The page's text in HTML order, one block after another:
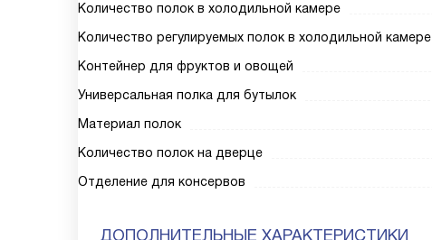
Количество полок в холодильной камере
Количество регулируемых полок в холодильной камере
Контейнер для фруктов и овощей
Универсальная полка для бутылок
Материал полок
Количество полок на дверце
Отделение для консервов
ДОПОЛНИТЕЛЬНЫЕ ХАРАКТЕРИСТИКИ